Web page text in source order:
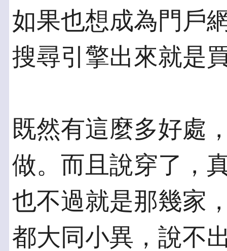
如果也想成為門戶
搜尋引擎出來就是
既然有這麼多好處
做。而且說穿了，
也不過就是那幾家
都大同小異，說不